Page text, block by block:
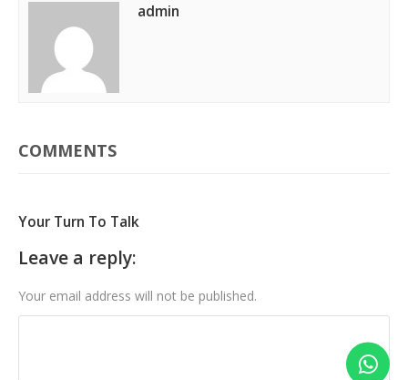
admin
COMMENTS
Your Turn To Talk
Leave a reply:
Your email address will not be published.